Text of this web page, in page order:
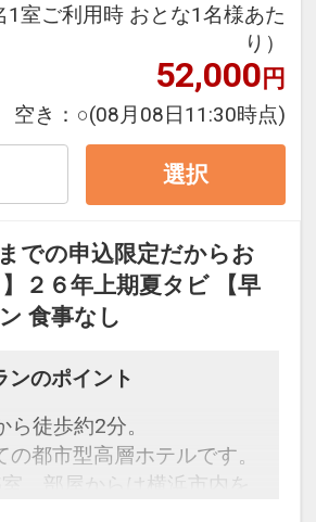
トコース番号：DP-1-
1室ご利用時 おとな1名様あた
り）
52,000円
空き： ○(08月08日11:30時点)
選択
までの申込限定だからお
２６年上期夏タビ 【早
食事なし
ンのポイント
徒歩約2分。
都市型高層ホテルです。
。部屋からは横浜市内を